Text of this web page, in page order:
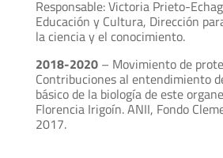
Responsable: Victoria Prieto-
Educación y Cultura, Dirección
la ciencia y el conocimiento.
2018-2020– Movimiento de
Contribuciones al entendimiento
básico de la biología de este
Florencia Irigoín. ANII, Fondo
2017.